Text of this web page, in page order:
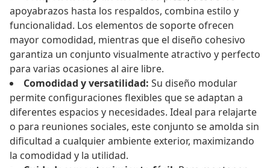
apoyabrazos hasta los respaldos, combina estilo y
funcionalidad. Los elementos de soporte ofrecen
mayor comodidad, mientras que el diseño cohesivo
garantiza un conjunto visualmente atractivo y perfecto
para varias ocasiones al aire libre.
Comodidad y versatilidad: Su diseño modular
permite configuraciones flexibles que se adaptan a
diferentes espacios y necesidades. Ideal para relajarte
o para reuniones sociales, este conjunto se amolda sin
dificultad a cualquier ambiente exterior, maximizando
la comodidad y la utilidad.